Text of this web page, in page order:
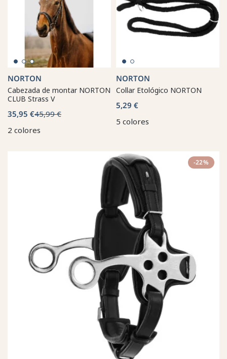
NORTON
Cabezada de montar NORTON
CLUB Strass V
35,95 €45,99 €
2 colores
NORTON
Collar Etológico NORTON
5,29 €
5 colores
-22%